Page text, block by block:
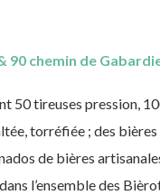
90 chemin de
50 tireuses pression,
torréfiée ; des bières
de bières
l’ensemble des